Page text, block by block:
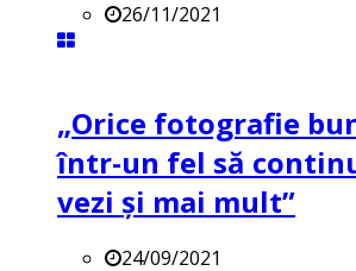
26/11/2021
„Orice fotografie
într-un fel să
vezi și mai mult”
24/09/2021